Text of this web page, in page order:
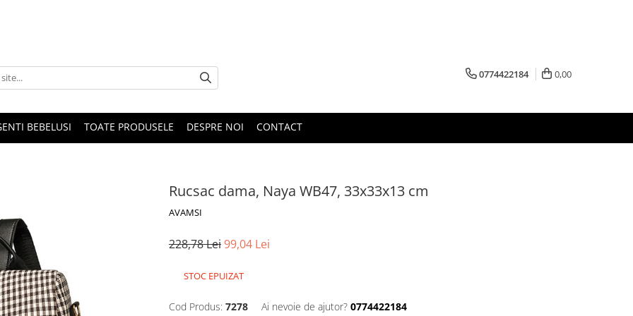
0774422184 0,00
BEBELUSI TOATE PRODUSELE DESPRE NOI CONTACT
Rucsac dama, Naya WB47, 33x33x13 cm
AVAMSI
228,78 Lei99,04 Lei
STOC EPUIZAT
Cod Produs: 7278 Ai nevoie de ajutor? 0774422184